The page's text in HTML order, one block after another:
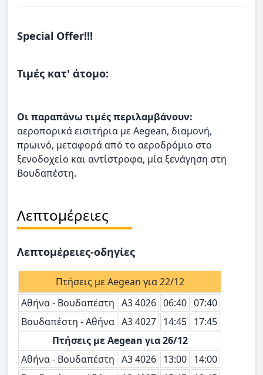
Special Offer!!!
Τιμές κατ' άτομο:
Οι παραπάνω τιμές περιλαμβάνουν:
αεροπορικά εισιτήρια με Aegean, διαμονή,
πρωινό, μεταφορά από το αεροδρόμιο στο
ξενοδοχείο και αντίστροφα, μία ξενάγηση στη
Βουδαπέστη.
Λεπτομέρειες
Λεπτομέρειες-οδηγίες
Πτήσεις με Aegean για 22/12
Αθήνα - Βουδαπέστη Α3 4026 06:40 07:40
Βουδαπέστη - Αθήνα Α3 4027 14:45 17:45
Πτήσεις με Aegean για 26/12
Αθήνα - Βουδαπέστη Α3 4026 13:00 14:00